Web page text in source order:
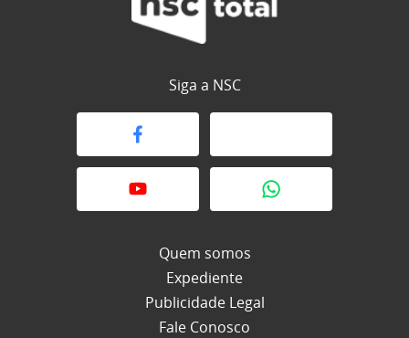
Siga a NSC
Quem somos
Expediente
Publicidade Legal
Fale Conosco